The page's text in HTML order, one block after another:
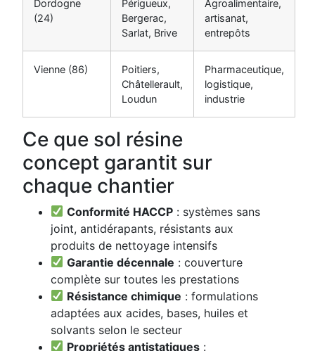
Dordogne
(24)
Périgueux,
Bergerac,
Sarlat, Brive
Agroalimentaire,
artisanat,
entrepôts
Vienne (86)
Poitiers,
Châtellerault,
Loudun
Pharmaceutique,
logistique,
industrie
Ce que sol résine
concept garantit sur
chaque chantier
Conformité HACCP : systèmes sans
joint, antidérapants, résistants aux
produits de nettoyage intensifs
Garantie décennale : couverture
complète sur toutes les prestations
Résistance chimique : formulations
adaptées aux acides, bases, huiles et
solvants selon le secteur
Propriétés antistatiques :